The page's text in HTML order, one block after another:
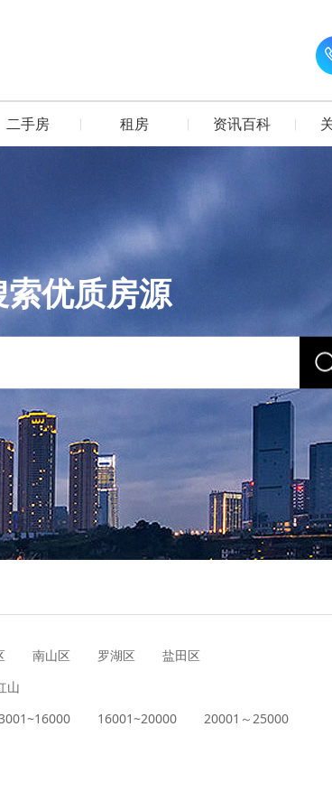
二手房 租房 资讯百科
优质房源
山
南山区 罗湖区 盐田区
16001~20000 20001～25000